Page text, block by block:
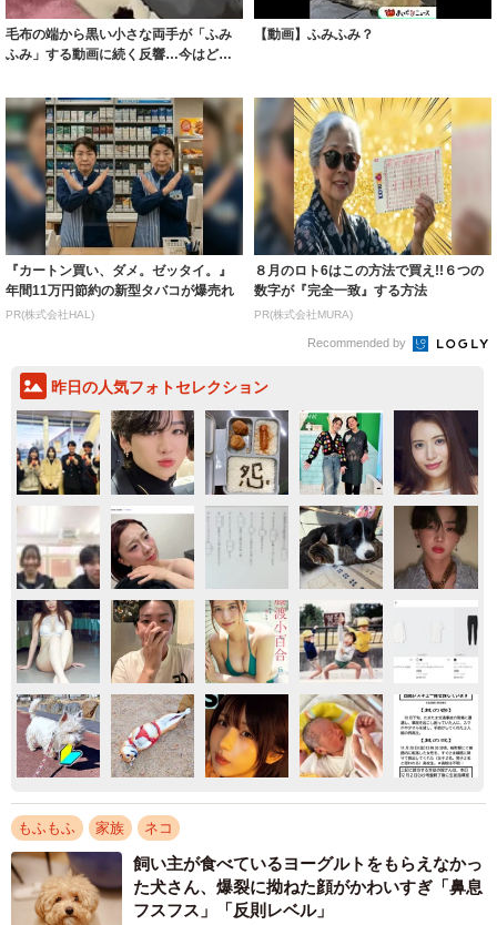
毛布の端から黒い小さな両手が「ふみ
ふみ」する動画に続く反響…今はどう
【動画】ふみふみ？
『カートン買い、ダメ。ゼッタイ。』
年間11万円節約の新型タバコが爆売れ
PR(株式会社HAL)
８月のロト6はこの方法で買え!!６つの
数字が『完全一致』する方法
PR(株式会社MURA)
Recommended by
昨日の人気フォトセレクション
もふもふ 家族 ネコ
飼い主が食べているヨーグルトをもらえなかっ
た犬さん、爆裂に拗ねた顔がかわいすぎ「鼻息
フスフス」「反則レベル」